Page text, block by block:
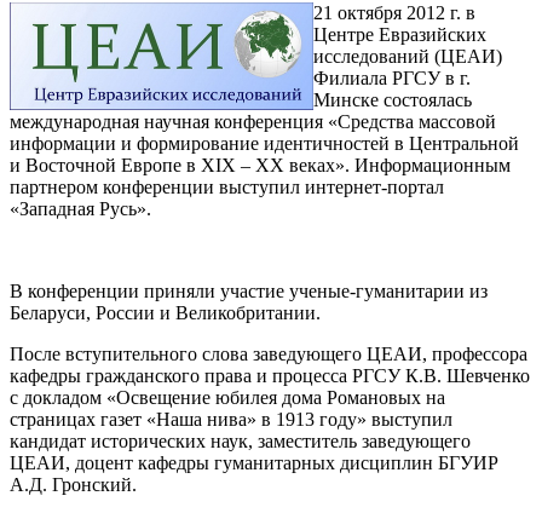
21 октября 2012 г. в
Центре Евразийских
исследований (ЦЕАИ)
Филиала РГСУ в г.
Минске состоялась
международная научная конференция «Средства массовой
информации и формирование идентичностей в Центральной
и Восточной Европе в XIX – XX веках». Информационным
партнером конференции выступил интернет-портал
«Западная Русь».
В конференции приняли участие ученые-гуманитарии из
Беларуси, России и Великобритании.
После вступительного слова заведующего ЦЕАИ, профессора
кафедры гражданского права и процесса РГСУ К.В. Шевченко
с докладом «Освещение юбилея дома Романовых на
страницах газет «Наша нива» в 1913 году» выступил
кандидат исторических наук, заместитель заведующего
ЦЕАИ, доцент кафедры гуманитарных дисциплин БГУИР
А.Д. Гронский.